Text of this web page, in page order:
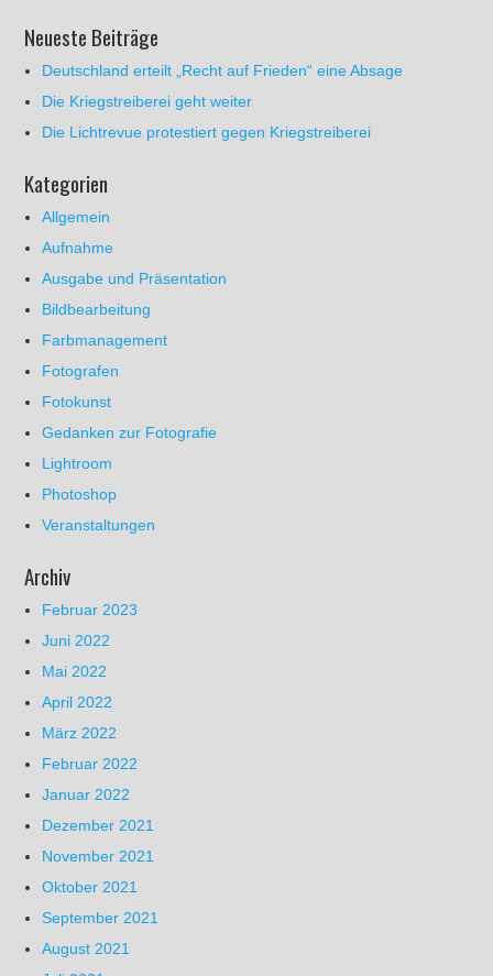
Neueste Beiträge
Deutschland erteilt „Recht auf Frieden“ eine Absage
Die Kriegstreiberei geht weiter
Die Lichtrevue protestiert gegen Kriegstreiberei
Kategorien
Allgemein
Aufnahme
Ausgabe und Präsentation
Bildbearbeitung
Farbmanagement
Fotografen
Fotokunst
Gedanken zur Fotografie
Lightroom
Photoshop
Veranstaltungen
Archiv
Februar 2023
Juni 2022
Mai 2022
April 2022
März 2022
Februar 2022
Januar 2022
Dezember 2021
November 2021
Oktober 2021
September 2021
August 2021